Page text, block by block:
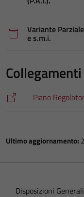
Variante
e s.m.i.
Collegamenti
Piano
Ultimo aggiornamento:
Disposizioni Generali